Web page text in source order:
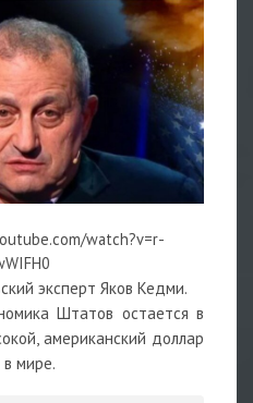
watch?v=r-
эксперт Яков Кедми.
Штатов остается в
американский доллар
мире.